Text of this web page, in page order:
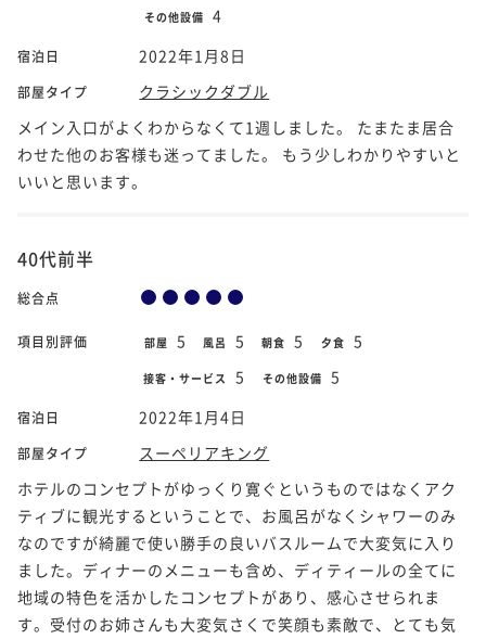
その他設備 4
宿泊日 2022年1月8日
部屋タイプ
クラシックダブル
メイン入口がよくわからなくて1週しました。 たまたま居合
わせた他のお客様も迷ってました。 もう少しわかりやすいと
いいと思います。
40代前半
総合点
項目別評価 部屋 5 風呂 5 朝食 5 夕食 5
接客・サービス 5 その他設備 5
宿泊日 2022年1月4日
部屋タイプ
スーペリアキング
ホテルのコンセプトがゆっくり寛ぐというものではなくアク
ティブに観光するということで、お風呂がなくシャワーのみ
なのですが綺麗で使い勝手の良いバスルームで大変気に入り
ました。ディナーのメニューも含め、ディティールの全てに
地域の特色を活かしたコンセプトがあり、感心させられま
す。受付のお姉さんも大変気さくで笑顔も素敵で、とても気